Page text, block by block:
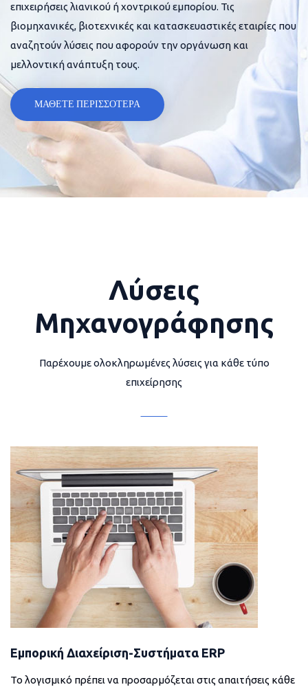
επιχειρήσεις λιανικού ή χοντρικού εμπορίου. Τις
βιομηχανικές, βιοτεχνικές και κατασκευαστικές εταιρίες που
αναζητούν λύσεις που αφορούν την οργάνωση και
μελλοντική ανάπτυξη τους.
ΜΑΘΕΤΕ ΠΕΡΙΣΣΟΤΕΡΑ
Λύσεις
Μηχανογράφησης
Παρέχουμε ολοκληρωμένες λύσεις για κάθε τύπο
επιχείρησης
Εμπορική Διαχείριση-Συστήματα ERP
Το λογισμικό πρέπει να προσαρμόζεται στις απαιτήσεις κάθε